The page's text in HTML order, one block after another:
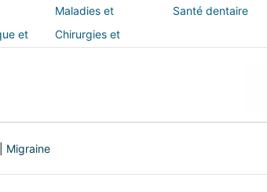
Maladies et
traitements
Santé dentaire
et
Chirurgies et
Migraine